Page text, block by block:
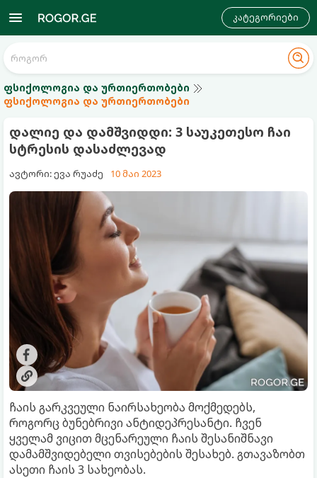
კატეგორიები
ფსიქოლოგია და ურთიერთობები
ფსიქოლოგია და ურთიერთობები
დალიე და დამშვიდდი: 3 საუკეთესო ჩაი
სტრესის დასაძლევად
ავტორი: ევა რუაძე 10 მაი 2023
ჩაის გარკვეული ნაირსახეობა მოქმედებს,
როგორც ბუნებრივი ანტიდეპრესანტი. ჩვენ
ყველამ ვიცით მცენარეული ჩაის შესანიშნავი
დამამშვიდებელი თვისებების შესახებ. გთავაზობთ
ასეთი ჩაის 3 სახეობას.